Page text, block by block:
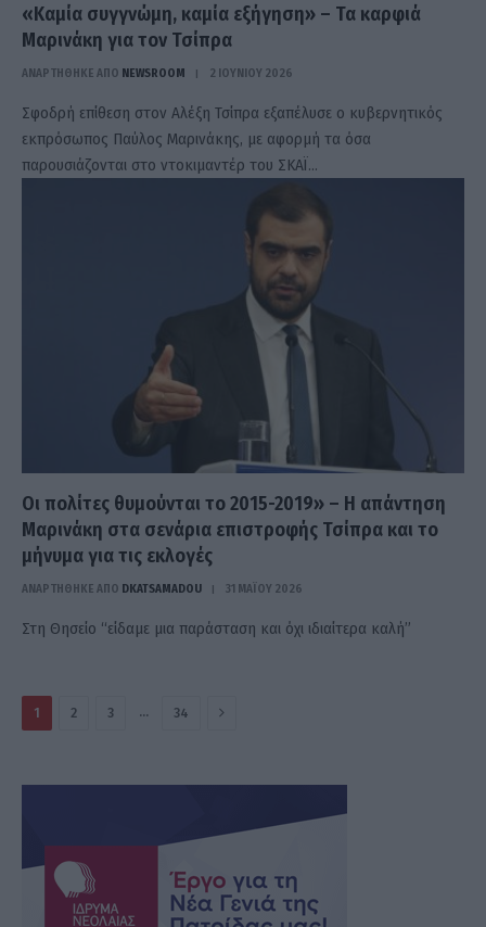
«Καμία συγγνώμη, καμία εξήγηση» – Τα καρφιά
Μαρινάκη για τον Τσίπρα
ΑΝΑΡΤΗΘΗΚΕ ΑΠΟ NEWSROOM 2 ΙΟΥΝΊΟΥ 2026
Σφοδρή επίθεση στον Αλέξη Τσίπρα εξαπέλυσε ο κυβερνητικός
εκπρόσωπος Παύλος Μαρινάκης, με αφορμή τα όσα
παρουσιάζονται στο ντοκιμαντέρ του ΣΚΑΪ…
Οι πολίτες θυμούνται το 2015-2019» – Η απάντηση
Μαρινάκη στα σενάρια επιστροφής Τσίπρα και το
μήνυμα για τις εκλογές
ΑΝΑΡΤΗΘΗΚΕ ΑΠΟ DKATSAMADOU 31 ΜΑΪ́ΟΥ 2026
Στη Θησείο “είδαμε μια παράσταση και όχι ιδιαίτερα καλή”
1 2 3 … 34 Επόμενο